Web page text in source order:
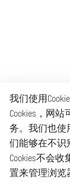
我们使用
Cookies，网
务。我们也使
们能够在不识
Cookies不会
置来管理浏览